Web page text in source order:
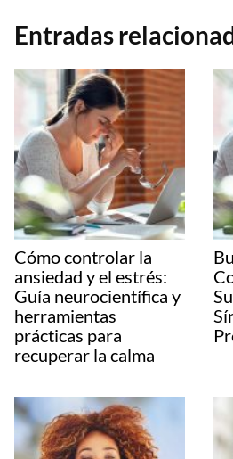
Entradas
Cómo controlar la
ansiedad y el estrés:
Guía neurocientífica y
herramientas
prácticas para
recuperar la calma